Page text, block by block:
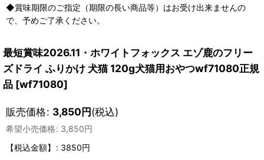
◆賞味期限のご指定（期限の長い商品等）はお受け出来ませんの
で、予めご了承ください。
最短賞味2026.11・ホワイトフォックス エゾ鹿のフリー
ズドライ ふりかけ 犬猫 120g犬猫用おやつwf71080正規
品 [wf71080]
販売価格: 3,850円(税込)
希望小売価格: 3,850円
【税込金額】
: 3850円